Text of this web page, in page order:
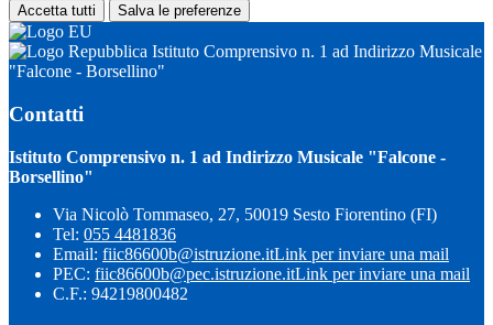
Accetta tutti Salva le preferenze
Istituto Comprensivo n. 1 ad Indirizzo Musicale
"Falcone - Borsellino"
Contatti
Istituto Comprensivo n. 1 ad Indirizzo Musicale "Falcone -
Borsellino"
Via Nicolò Tommaseo, 27, 50019 Sesto Fiorentino (FI)
Tel: 055 4481836
Email: fiic86600b@istruzione.itLink per inviare una mail
PEC: fiic86600b@pec.istruzione.itLink per inviare una mail
C.F.: 94219800482